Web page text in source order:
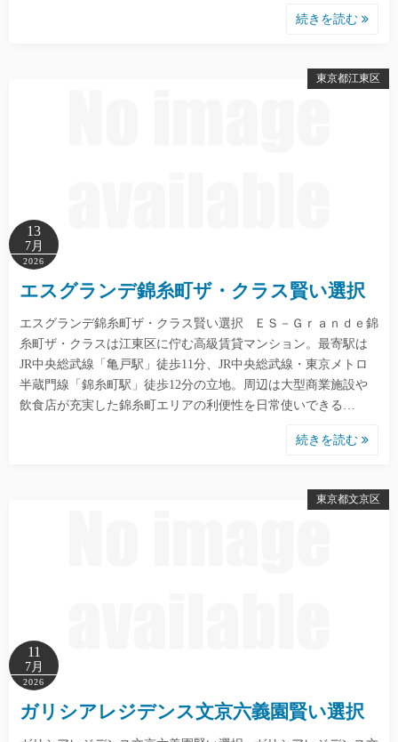
続きを読む
東京都江東区
13
7月
2026
エスグランデ錦糸町ザ・クラス賢い選択
エスグランデ錦糸町ザ・クラス賢い選択 ＥＳ－Ｇｒａｎｄｅ錦
糸町ザ・クラスは江東区に佇む高級賃貸マンション。最寄駅は
JR中央総武線「亀戸駅」徒歩11分、JR中央総武線・東京メトロ
半蔵門線「錦糸町駅」徒歩12分の立地。周辺は大型商業施設や
飲食店が充実した錦糸町エリアの利便性を日常使いできる…
続きを読む
東京都文京区
11
7月
2026
ガリシアレジデンス文京六義園賢い選択